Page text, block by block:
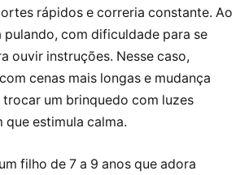
rápidos e correria constante. Ao
pulando, com dificuldade para se
ouvir instruções. Nesse caso,
cenas mais longas e mudança
um brinquedo com luzes
que estimula calma.
filho de 7 a 9 anos que adora